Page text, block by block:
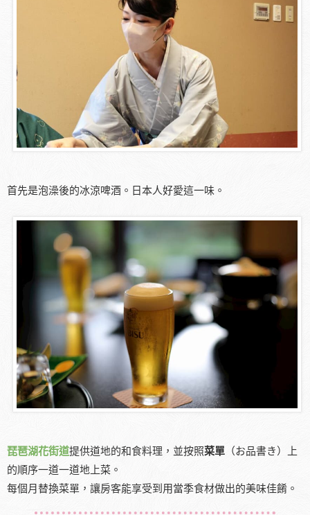
首先是泡澡後的冰涼啤酒。日本人好愛這一味。
琵琶湖花街道提供道地的和食料理，並按照菜單 （お品書き）上
的順序一道一道地上菜。
每個月替換菜單，讓房客能享受到用當季食材做出的美味佳餚。